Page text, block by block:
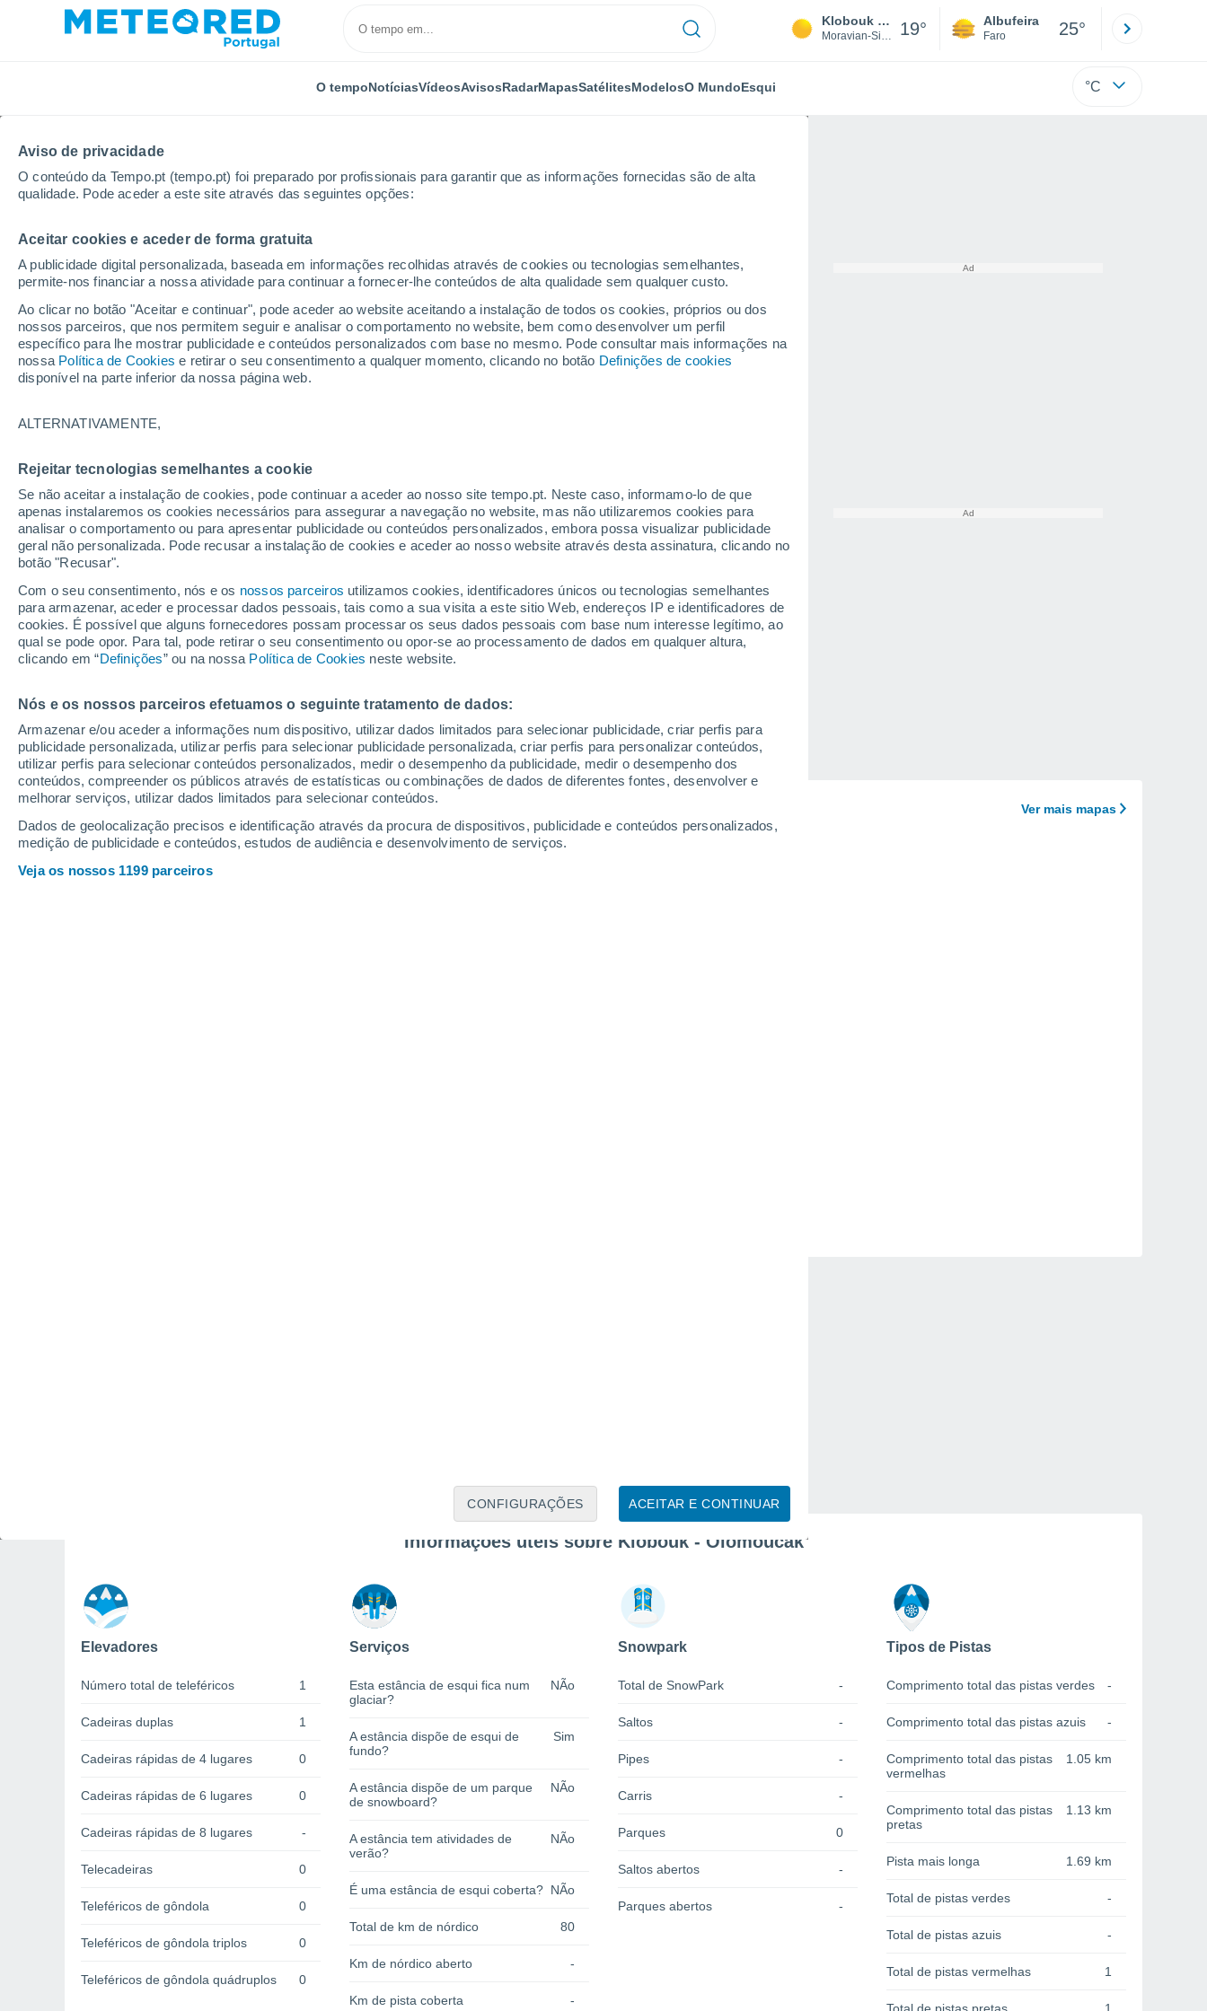
Aviso de privacidade
O conteúdo da Tempo.pt (tempo.pt) foi preparado por profissionais para garantir que as informações fornecidas são de alta
qualidade. Pode aceder a este site através das seguintes opções:
Aceitar cookies e aceder de forma gratuita
A publicidade digital personalizada, baseada em informações recolhidas através de cookies ou tecnologias semelhantes,
permite-nos financiar a nossa atividade para continuar a fornecer-lhe conteúdos de alta qualidade sem qualquer custo.
Ao clicar no botão "Aceitar e continuar", pode aceder ao website aceitando a instalação de todos os cookies, próprios ou dos
nossos parceiros, que nos permitem seguir e analisar o comportamento no website, bem como desenvolver um perfil
específico para lhe mostrar publicidade e conteúdos personalizados com base no mesmo. Pode consultar mais informações na
nossa Política de Cookies e retirar o seu consentimento a qualquer momento, clicando no botão Definições de cookies
disponível na parte inferior da nossa página web.
ALTERNATIVAMENTE,
Rejeitar tecnologias semelhantes a cookie
Se não aceitar a instalação de cookies, pode continuar a aceder ao nosso site tempo.pt. Neste caso, informamo-lo de que
apenas instalaremos os cookies necessários para assegurar a navegação no website, mas não utilizaremos cookies para
analisar o comportamento ou para apresentar publicidade ou conteúdos personalizados, embora possa visualizar publicidade
geral não personalizada. Pode recusar a instalação de cookies e aceder ao nosso website através desta assinatura, clicando no
botão "Recusar".
Com o seu consentimento, nós e os nossos parceiros utilizamos cookies, identificadores únicos ou tecnologias semelhantes
para armazenar, aceder e processar dados pessoais, tais como a sua visita a este sitio Web, endereços IP e identificadores de
cookies. É possível que alguns fornecedores possam processar os seus dados pessoais com base num interesse legítimo, ao
qual se pode opor. Para tal, pode retirar o seu consentimento ou opor-se ao processamento de dados em qualquer altura,
clicando em “Definições” ou na nossa Política de Cookies neste website.
Nós e os nossos parceiros efetuamos o seguinte tratamento de dados:
Armazenar e/ou aceder a informações num dispositivo, utilizar dados limitados para selecionar publicidade, criar perfis para
publicidade personalizada, utilizar perfis para selecionar publicidade personalizada, criar perfis para personalizar conteúdos,
utilizar perfis para selecionar conteúdos personalizados, medir o desempenho da publicidade, medir o desempenho dos
conteúdos, compreender os públicos através de estatísticas ou combinações de dados de diferentes fontes, desenvolver e
melhorar serviços, utilizar dados limitados para selecionar conteúdos.
Dados de geolocalização precisos e identificação através da procura de dispositivos, publicidade e conteúdos personalizados,
medição de publicidade e conteúdos, estudos de audiência e desenvolvimento de serviços.
Veja os nossos 1199 parceiros
ACEITAR E CONTINUAR
CONFIGURAÇÕES
Klobouk - Olomoučák
Moravian-Silesian 19° Albufeira
Faro 25°
O tempoNotíciasVídeosAvisosRadarMapasSatélitesModelosO MundoEsqui °C
Início República Checa Morávia-Silésia
Klobouk - Olomoučák
13/02/2027
Hoje
8 Ago.
Amanhã
9 Ago.
Segunda
10 Ago.
Boletim de neve de hoje
Pistas por dificuldade - - 1 1
Quilómetros esquiáveis 0 / 1
Pistas abertas
Elevadores - / 1
Espessura da neve na base -
Espessura da neve na parte superior
Profundidade da neve Ver mais mapas
Informações úteis sobre Klobouk - Olomoučák
Elevadores
Número total de teleféricos 1
Cadeiras duplas 1
Cadeiras rápidas de 4 lugares 0
Cadeiras rápidas de 6 lugares 0
Cadeiras rápidas de 8 lugares -
Telecadeiras 0
Teleféricos de gôndola 0
Teleféricos de gôndola triplos 0
Teleféricos de gôndola quádruplos 0
Serviços
Esta estância de esqui fica num
glaciar?
NÃo
A estância dispõe de esqui de
fundo?
Sim
A estância dispõe de um parque
de snowboard?
NÃo
A estância tem atividades de
verão?
NÃo
É uma estância de esqui coberta? NÃo
Total de km de nórdico 80
Km de nórdico aberto -
Km de pista coberta -
Snowpark
Total de SnowPark -
Saltos -
Pipes -
Carris -
Parques 0
Saltos abertos -
Parques abertos -
Tipos de Pistas
Comprimento total das pistas verdes -
Comprimento total das pistas azuis -
Comprimento total das pistas
vermelhas
1.05 km
Comprimento total das pistas
pretas
1.13 km
Pista mais longa 1.69 km
Total de pistas verdes -
Total de pistas azuis -
Total de pistas vermelhas 1